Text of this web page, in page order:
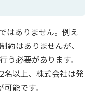
はありません。例え
約はありませんが、
う必要があります。
名以上、株式会社は発
能です。